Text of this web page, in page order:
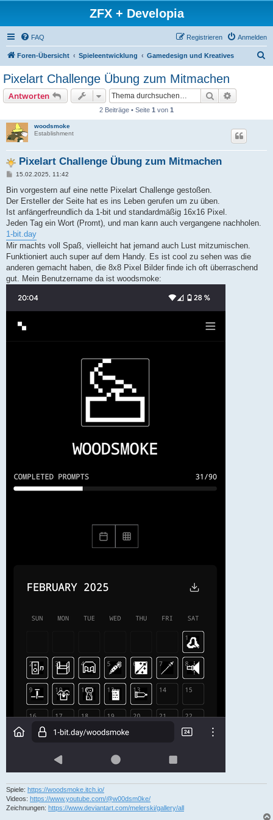
ZFX + Developia
FAQ Anmelden
Registrieren
Foren-Übersicht Spieleentwicklung Gamedesign und Kreatives
Pixelart Challenge Übung zum Mitmachen
Antworten Suche
2 Beiträge • Seite 1 von 1
woodsmoke
Establishment
Pixelart Challenge Übung zum Mitmachen
B
i
r
a
15.02.2025, 11:42
Bin vorgestern auf eine nette Pixelart Challenge gestoßen.
Der Ersteller der Seite hat es ins Leben gerufen um zu üben.
Ist anfängerfreundlich da 1-bit und standardmäßig 16x16 Pixel.
Jeden Tag ein Wort (Promt), und man kann auch vergangene nachholen.
1-bit.day
Mir machts voll Spaß, vielleicht hat jemand auch Lust mitzumischen.
Funktioniert auch super auf dem Handy. Es ist cool zu sehen was die
anderen gemacht haben, die 8x8 Pixel Bilder finde ich oft überraschend
gut. Mein Benutzername da ist woodsmoke:
Spiele: https://woodsmoke.itch.io/
Videos: https://www.youtube.com/@w00dsm0ke/
Zeichnungen: https://www.deviantart.com/melerski/gallery/all